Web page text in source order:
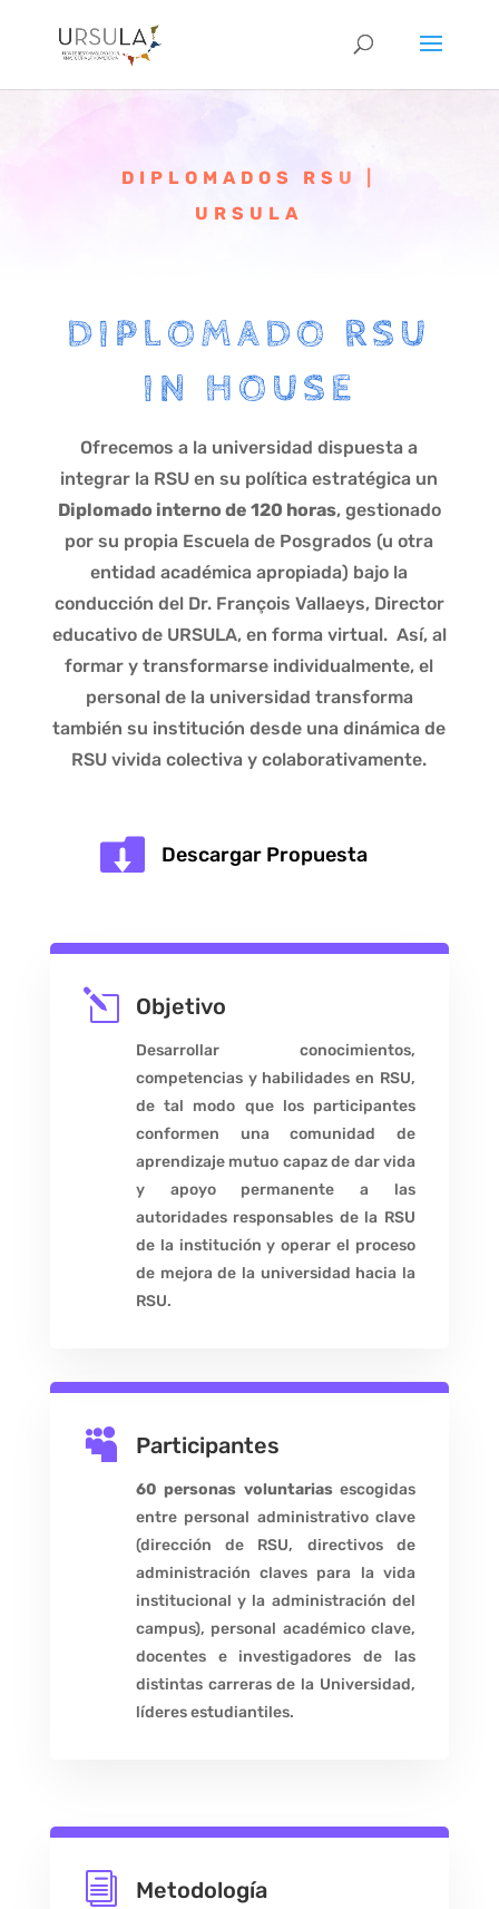
DIPLOMADOS RSU |
URSULA
DIPLOMADO RSU
IN HOUSE
Ofrecemos a la universidad dispuesta a
integrar la RSU en su política estratégica un
Diplomado interno de 120 horas, gestionado
por su propia Escuela de Posgrados (u otra
entidad académica apropiada) bajo la
conducción del Dr. François Vallaeys, Director
educativo de URSULA, en forma virtual. Así, al
formar y transformarse individualmente, el
personal de la universidad transforma
también su institución desde una dinámica de
RSU vivida colectiva y colaborativamente.
 Descargar Propuesta
l Objetivo
Desarrollar conocimientos,
competencias y habilidades en RSU,
de tal modo que los participantes
conformen una comunidad de
aprendizaje mutuo capaz de dar vida
y apoyo permanente a las
autoridades responsables de la RSU
de la institución y operar el proceso
de mejora de la universidad hacia la
RSU.
 Participantes
60 personas voluntariasescogidas
entre personal administrativo clave
(dirección de RSU, directivos de
administración claves para la vida
institucional y la administración del
campus), personal académico clave,
docentes e investigadores de las
distintas carreras de la Universidad,
líderes estudiantiles.
i Metodología